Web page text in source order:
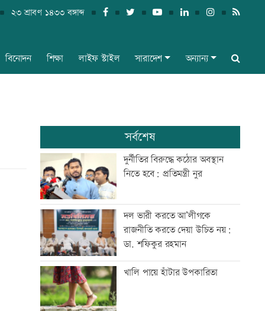
২৩ শ্রাবণ ১৪৩৩ বঙ্গাব্দ
বিনোদন শিক্ষা লাইফ স্টাইল সারাদেশ অন্যান্য
সর্বশেষ
দুর্নীতির বিরুদ্ধে কঠোর অবস্থান
নিতে হবে: প্রতিমন্ত্রী নুর
দল ভারী করতে আ’লীগকে
রাজনীতি করতে দেয়া উচিত নয়:
ডা. শফিকুর রহমান
খালি পায়ে হাঁটার উপকারিতা